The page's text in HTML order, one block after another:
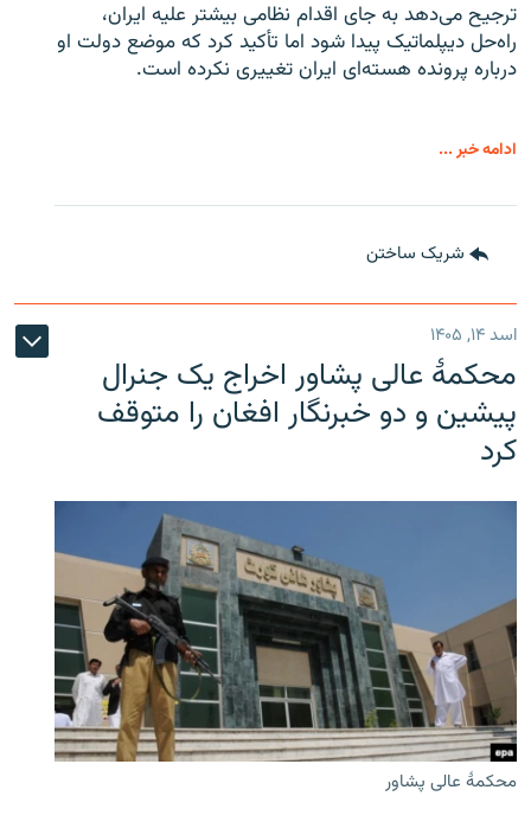
ترجیح می‌دهد به جای اقدام نظامی بیشتر علیه ایران،
راه‌حل دیپلماتیک پیدا شود اما تأکید کرد که موضع دولت او
درباره پرونده هسته‌ای ایران تغییری نکرده است.
ادامه خبر ...
شریک ساختن
اسد ۱۴, ۱۴۰۵
محکمۀ عالی پشاور اخراج یک جنرال
پیشین و دو خبرنگار افغان را متوقف
کرد
محکمۀ عالی پشاور